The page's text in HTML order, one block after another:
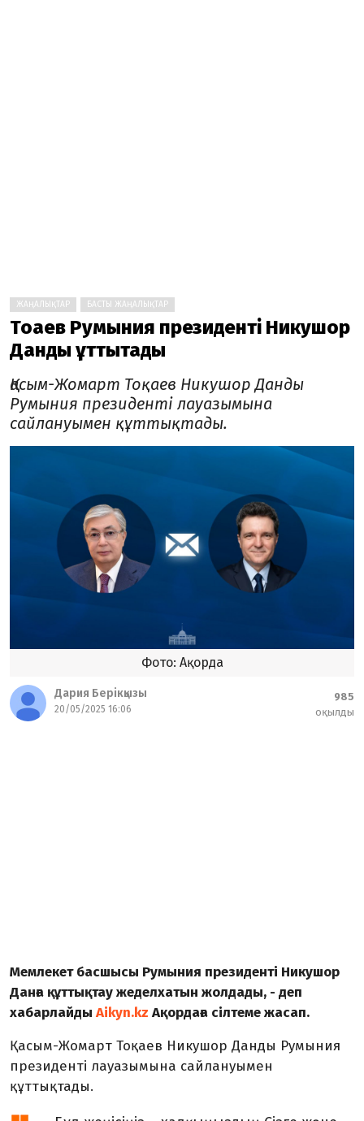
ЖАҢАЛЫҚТАР БАСТЫ ЖАҢАЛЫҚТАР
Тоқаев Румыния президенті Никушор
Данды құттықтады
Қасым-Жомарт Тоқаев Никушор Данды
Румыния президенті лауазымына
сайлануымен құттықтады.
Фото: Ақорда
Дария Берікқызы
20/05/2025 16:06
985
оқылды
Мемлекет басшысы Румыния президенті Никушор
Данға құттықтау жеделхатын жолдады, - деп
хабарлайды Aikyn.kz Ақордаға сілтеме жасап.
Қасым-Жомарт Тоқаев Никушор Данды Румыния
президенті лауазымына сайлануымен
құттықтады.